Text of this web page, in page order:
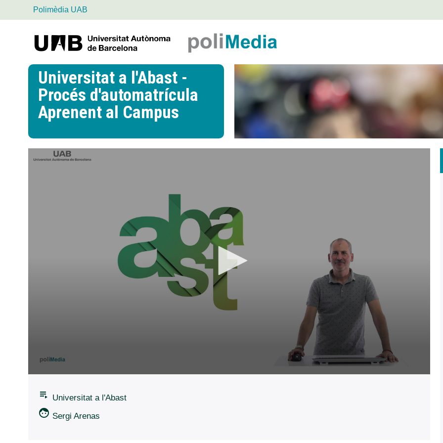
Polimèdia UAB
Autònoma
de
Barcelona
Universitat a l'Abast -
Procés d'automatrícula
Aprenent al Campus
seconds
90%
playlist_play Universitat a l'Abast
face Sergi Arenas